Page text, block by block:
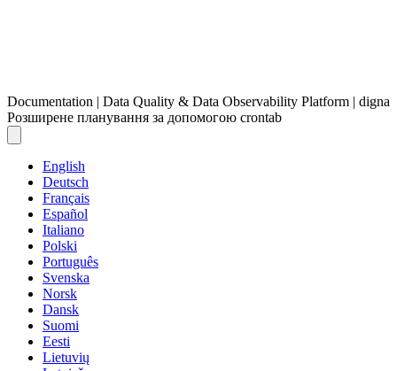
Documentation | Data Quality & Data Observability Platform | digna
Розширене планування за допомогою crontab
English
Deutsch
Français
Español
Italiano
Polski
Português
Svenska
Norsk
Dansk
Suomi
Eesti
Lietuvių